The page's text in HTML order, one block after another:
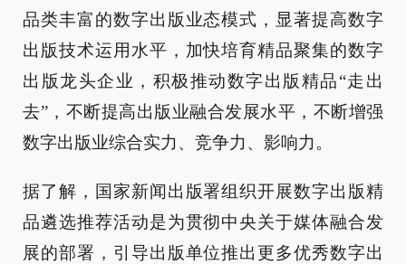
品类丰富的数字出版业态模式，显著提高数字
出版技术运用水平，加快培育精品聚集的数字
出版龙头企业，积极推动数字出版精品“走出
去”，不断提高出版业融合发展水平，不断增强
数字出版业综合实力、竞争力、影响力。
据了解，国家新闻出版署组织开展数字出版精
品遴选推荐活动是为贯彻中央关于媒体融合发
展的部署，引导出版单位推出更多优秀数字出